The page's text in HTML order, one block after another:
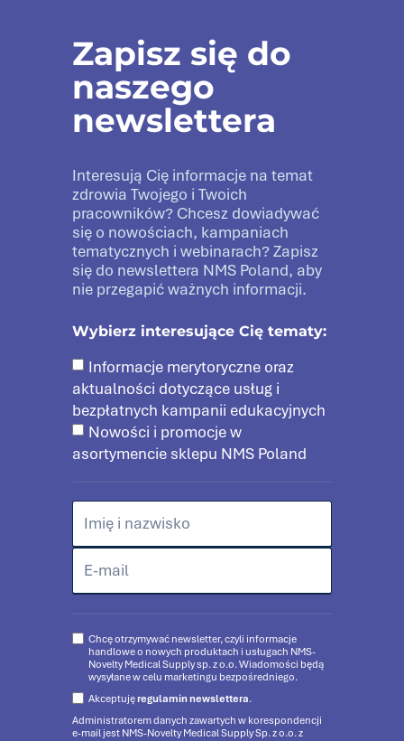
Zapisz się do
naszego
newslettera
Interesują Cię informacje na temat
zdrowia Twojego i Twoich
pracowników? Chcesz dowiadywać
się o nowościach, kampaniach
tematycznych i webinarach? Zapisz
się do newslettera NMS Poland, aby
nie przegapić ważnych informacji.
Wybierz interesujące Cię tematy:
Informacje merytoryczne oraz
aktualności dotyczące usług i
bezpłatnych kampanii edukacyjnych
Nowości i promocje w
asortymencie sklepu NMS Poland
Chcę otrzymywać newsletter, czyli informacje
handlowe o nowych produktach i usługach NMS-
Novelty Medical Supply sp. z o.o. Wiadomości będą
wysyłane w celu marketingu bezpośredniego.
Akceptujęregulamin newslettera.
Administratorem danych zawartych w korespondencji
e-mail jest NMS-Novelty Medical Supply Sp. z o.o. z